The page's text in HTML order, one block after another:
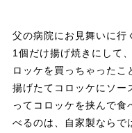
父の病院にお見舞いに行
1個だけ揚げ焼きにして
ロッケを買っちゃった
揚げたてコロッケにソー
ってコロッケを挟んで食
べるのは、自家製ならで